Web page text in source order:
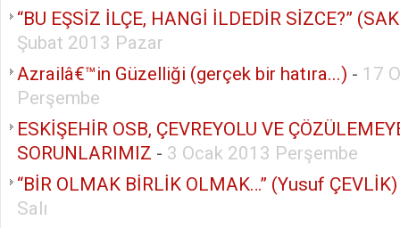
“BU EŞSİZ İLÇE, HANGİ İLDEDİR SİZCE?”
Şubat 2013 Pazar
Azrailâ€™in Güzelliği (gerçek bir hatıra...) - 17
Perşembe
ESKİŞEHİR OSB, ÇEVREYOLU VE
SORUNLARIMIZ - 3 Ocak 2013 Perşembe
“BİR OLMAK BİRLİK OLMAK…” (Yusuf ÇEVLİK)
Salı